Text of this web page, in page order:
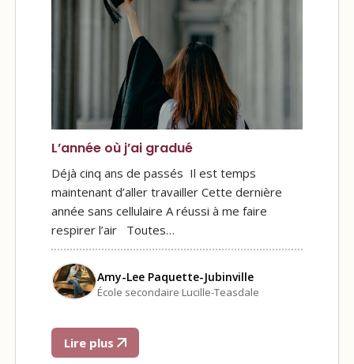
L’année où j’ai gradué
Déjà cinq ans de passés Il est temps
maintenant d’aller travailler Cette dernière
année sans cellulaire A réussi à me faire
respirer l’air Toutes…
Amy-Lee Paquette-Jubinville
École secondaire Lucille-Teasdale
Lire plus